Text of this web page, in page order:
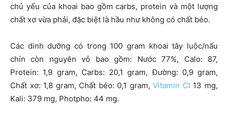
chủ yếu của khoai bao gồm carbs, protein và một lượng
chất xơ vừa phải, đặc biệt là hầu như không có chất béo.
Các dinh dưỡng có trong 100 gram khoai tây luộc/nấu
chín còn nguyên vỏ bao gồm: Nước 77%, Calo: 87,
Protein: 1,9 gram, Carbs: 20,1 gram, Đường: 0,9 gram,
Chất xơ: 1,8 gram, Chất béo: 0,1 gram,Vitamin C: 13 mg,
Kali: 379 mg, Photpho: 44 mg.